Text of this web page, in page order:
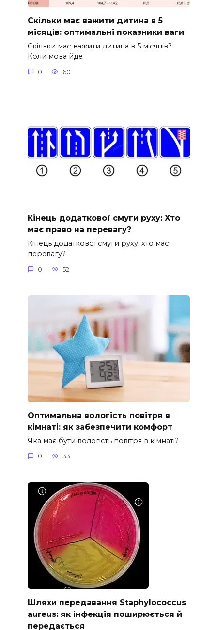
Скільки має важити дитина в 5
місяців: оптимальні показники ваги
Скільки має важити дитина в 5 місяців?
Коли мова йде
0 60
Кінець додаткової смуги руху: Хто
має право на перевагу?
Кінець додаткової смуги руху: хто має
перевагу?
0 52
Оптимальна вологість повітря в
кімнаті: як забезпечити комфорт
Яка має бути вологість повітря в кімнаті?
0 33
Шляхи передавання Staphylococcus
aureus: як інфекція поширюється й
передається